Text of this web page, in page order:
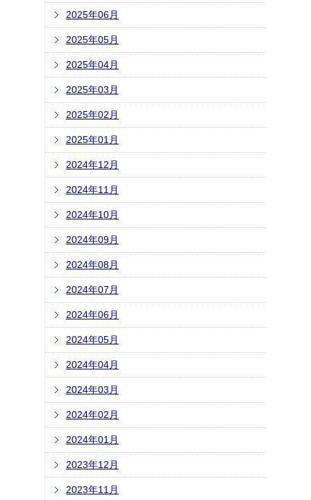
2025年06月
2025年05月
2025年04月
2025年03月
2025年02月
2025年01月
2024年12月
2024年11月
2024年10月
2024年09月
2024年08月
2024年07月
2024年06月
2024年05月
2024年04月
2024年03月
2024年02月
2024年01月
2023年12月
2023年11月